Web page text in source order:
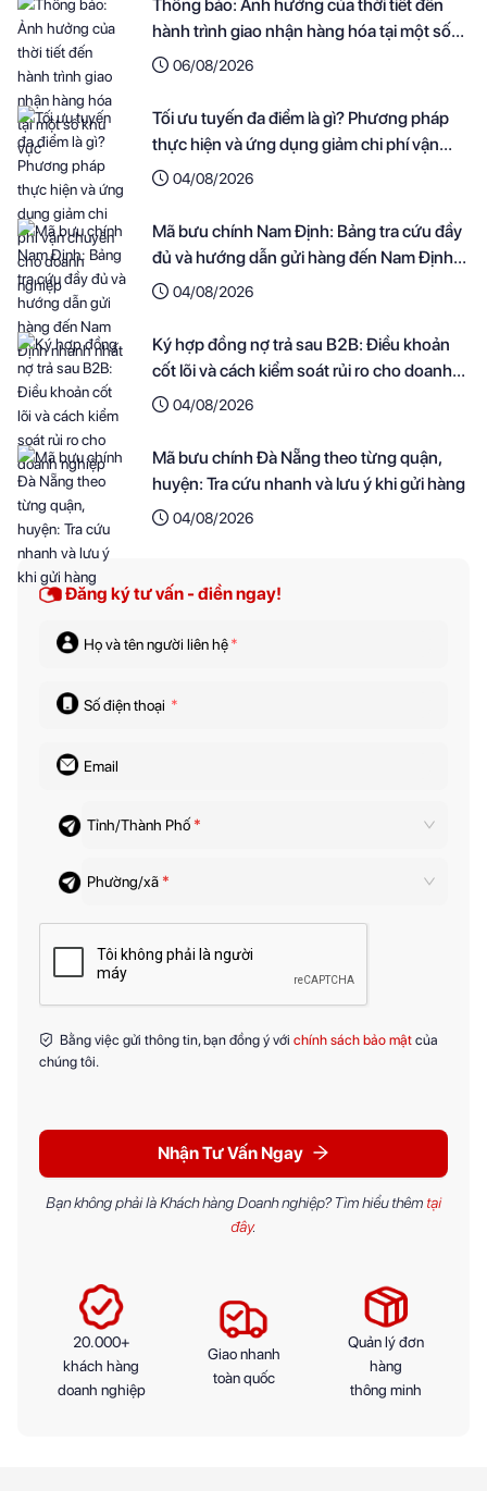
Thông báo: Ảnh hưởng của thời tiết đến
hành trình giao nhận hàng hóa tại một số
khu vực
06/08/2026
Tối ưu tuyến đa điểm là gì? Phương pháp
thực hiện và ứng dụng giảm chi phí vận
chuyển cho doanh nghiệp
04/08/2026
Mã bưu chính Nam Định: Bảng tra cứu đầy
đủ và hướng dẫn gửi hàng đến Nam Định
nhanh nhất
04/08/2026
Ký hợp đồng nợ trả sau B2B: Điều khoản
cốt lõi và cách kiểm soát rủi ro cho doanh
nghiệp
04/08/2026
Mã bưu chính Đà Nẵng theo từng quận,
huyện: Tra cứu nhanh và lưu ý khi gửi hàng
04/08/2026
Đăng ký tư vấn - điền ngay!
Họ và tên người liên hệ*
Số điện thoại *
Email
Tỉnh/Thành Phố *
Phường/xã *
Bằng việc gửi thông tin, bạn đồng ý với chính sách bảo mật của
chúng tôi.
Nhận Tư Vấn Ngay
Bạn không phải là Khách hàng Doanh nghiệp? Tìm hiểu thêm tại
đây.
20.000+
khách hàng
doanh nghiệp
Giao nhanh
toàn quốc
Quản lý đơn
hàng
thông minh